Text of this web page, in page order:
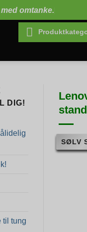
omtanke.
DIG!
til tung
stand
SØLV